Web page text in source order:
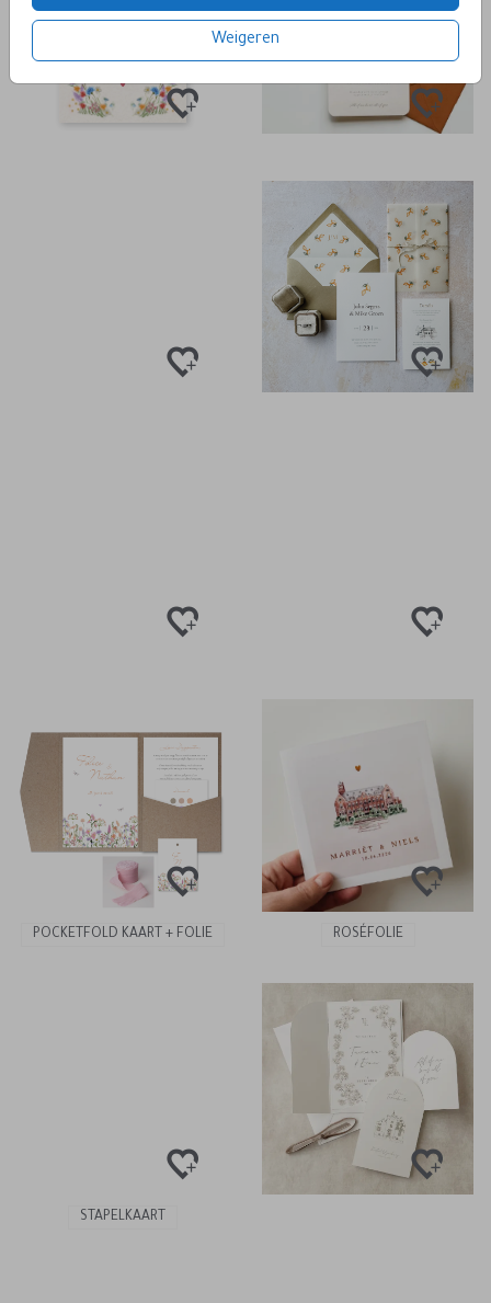
Weigeren
POCKETFOLD KAART + FOLIE ROSÉFOLIE
STAPELKAART